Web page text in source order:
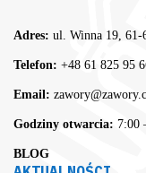
Adres: ul. Winna 19, 61-
Telefon: +48 61 825 95
Email:
Godziny otwarcia: 7:00
BLOG